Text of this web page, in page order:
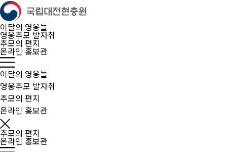
이달의 영웅들
영웅추모 발자취
추모의 편지
온라인 홍보관
이달의 영웅들
영웅추모 발자취
추모의 편지
온라인 홍보관
추모의 편지
온라인 홍보관